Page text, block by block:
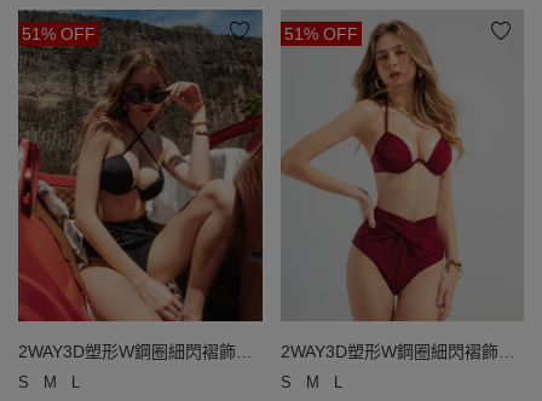
51% OFF
2WAY3D塑形W鋼圈細閃褶飾比
基尼
S M L
51% OFF
2WAY3D塑形W鋼圈細閃褶飾比
基尼
S M L